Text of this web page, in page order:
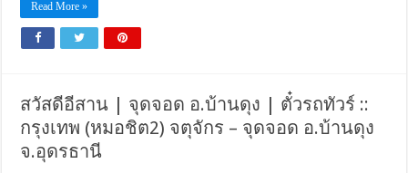
Read More »
สวัสดีอีสาน | จุดจอด อ.บ้านดุง | ตั๋วรถทัวร์ ::
กรุงเทพ (หมอชิต2) จตุจักร – จุดจอด อ.บ้านดุง
จ.อุดรธานี